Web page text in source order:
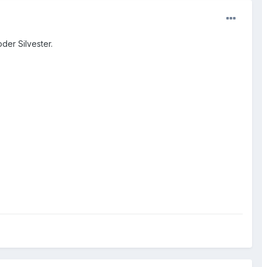
Silvester.